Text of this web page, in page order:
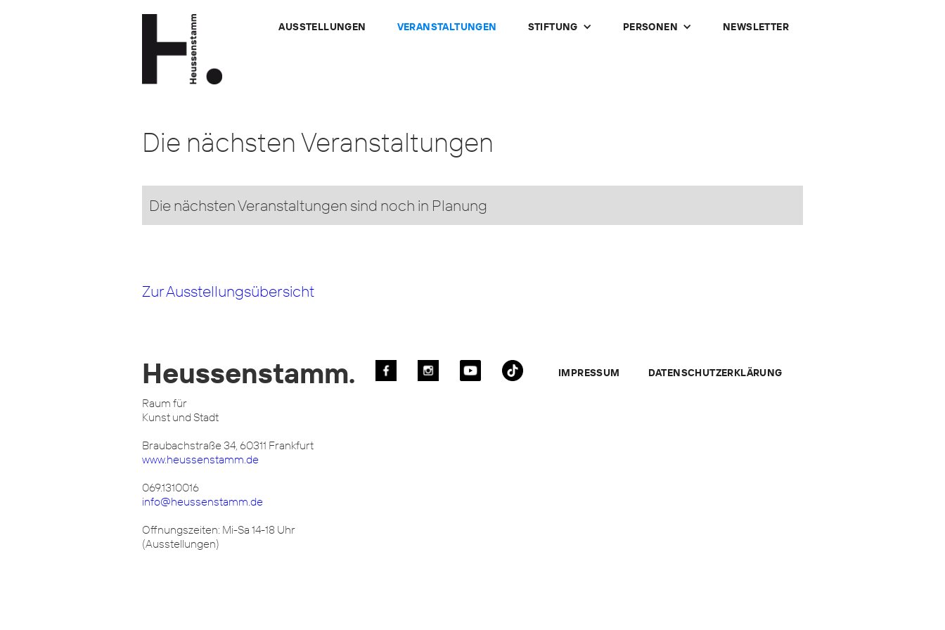
AUSSTELLUNGEN VERANSTALTUNGEN STIFTUNG PERSONEN NEWSLETTER
Die nächsten Veranstaltungen
Die nächsten Veranstaltungen sind noch in Planung
Zur Ausstellungsübersicht
Heussenstamm.
Raum für
Kunst und Stadt
Braubachstraße 34, 60311 Frankfurt
www.heussenstamm.de
069.1310016
info@heussenstamm.de
Offnungszeiten: Mi-Sa 14-18 Uhr
(Ausstellungen)
IMPRESSUM DATENSCHUTZERKLÄRUNG